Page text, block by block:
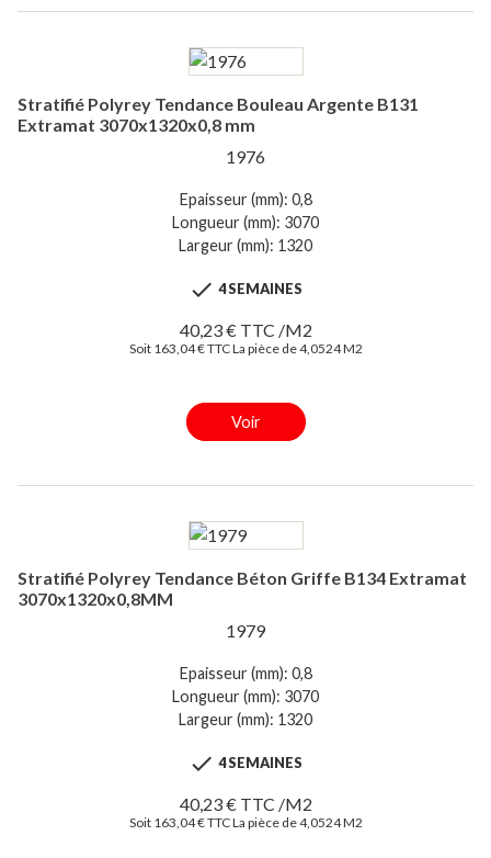
Stratifié Polyrey Tendance Bouleau Argente B131
Extramat 3070x1320x0,8 mm
1976
Epaisseur (mm): 0,8
Longueur (mm): 3070
Largeur (mm): 1320
 4 SEMAINES
40,23 € TTC /M2
Soit 163,04 € TTC La pièce de 4,0524 M2
Voir
Stratifié Polyrey Tendance Béton Griffe B134 Extramat
3070x1320x0,8MM
1979
Epaisseur (mm): 0,8
Longueur (mm): 3070
Largeur (mm): 1320
 4 SEMAINES
40,23 € TTC /M2
Soit 163,04 € TTC La pièce de 4,0524 M2